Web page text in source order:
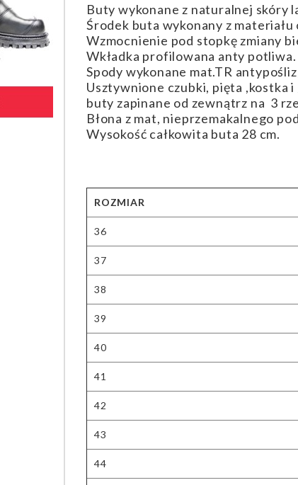
Buty wykonane z naturalnej skóry
Środek buta wykonany z
Wzmocnienie pod stopkę zmiany
Wkładka profilowana anty potliwa.
Spody wykonane mat.TR
Usztywnione czubki, pięta ,kostka i
buty zapinane od zewnątrz na 3
Błona z mat, nieprzemakalnego
Wysokość całkowita buta 28 cm.
ROZMIAR
36
37
38
39
40
41
42
43
44